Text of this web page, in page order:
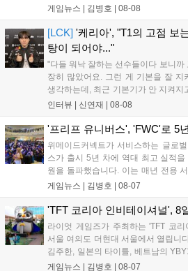
11월 19일 PS5와 Xbox 시리즈 X|S
상 'Grand Theft Auto VI: An
이다....
게임뉴스 | 김병호 08-08
[LCK] '케리아', "T1의 고점 보
탕이 되어야..."
"다들 워낙 잘하는 선수들이다 보니까
장히 많았어요. 그런 게 기본을 잘 지
생각하는데, 최근 기본기가 안 지켜지
를 추구하다 보니까 팀적으로 안 좋
LoL 챔피언스 코리아(LCK)'...
인터뷰 | 신연재 08-08
'프리프 유니버스', 'FWC'로 5
위메이드커넥트가 서비스하는 글로
스가 출시 5년 차에 역대 최고 실적
원을 돌파했습니다. 이는 매년 전용
스포츠 대회 FWC의 영향이 큽니다.
은 전년 대비 매출과 이용자 지표가 대
다. 오는 10월 필리핀 마닐라에서 총
FWC 그랜드 파이널이 개최될 예정
통해 커뮤니티 중심의 장기 성장 모
게임뉴스 | 김병호 08-07
'TFT 코리아 인비테이셔널', 8
라이엇 게임즈가 주최하는 'TFT 코
서울 여의도 더현대 서울에서 열립니
김주한, 일본의 타이틀, 베트남의
는 소속팀 없이 개인 자격으로 참가하
게임뉴스 | 김병호 08-07